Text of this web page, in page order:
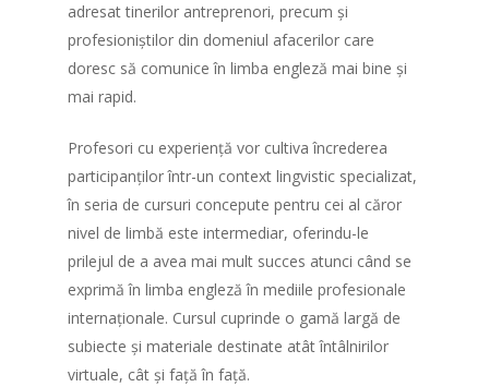
adresat tinerilor antreprenori, precum și
profesioniștilor din domeniul afacerilor care
doresc să comunice în limba engleză mai bine și
mai rapid.
Profesori cu experiență vor cultiva încrederea
participanților într-un context lingvistic specializat,
în seria de cursuri concepute pentru cei al căror
nivel de limbă este intermediar, oferindu-le
prilejul de a avea mai mult succes atunci când se
exprimă în limba engleză în mediile profesionale
internaționale. Cursul cuprinde o gamă largă de
subiecte și materiale destinate atât întâlnirilor
virtuale, cât și față în față.